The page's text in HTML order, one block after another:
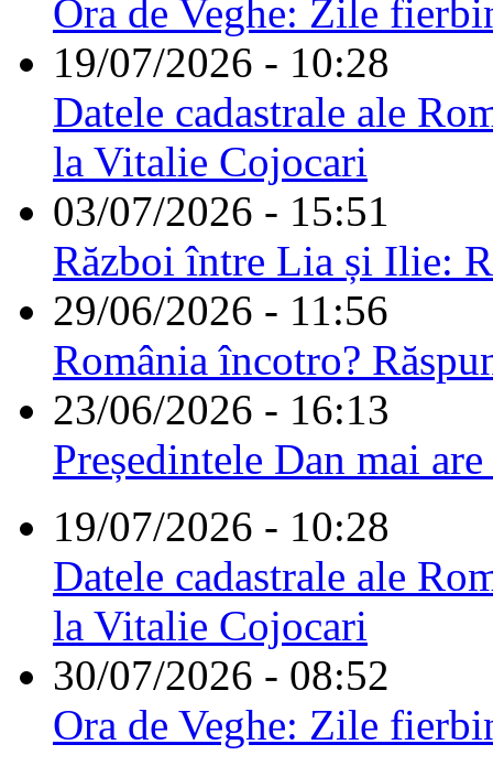
Ora de Veghe: Zile
19/07/2026 - 10:28
Datele cadastrale ale
la Vitalie Cojocari
03/07/2026 - 15:51
Război între Lia și Ilie:
29/06/2026 - 11:56
România încotro?
23/06/2026 - 16:13
Președintele Dan mai
19/07/2026 - 10:28
Datele cadastrale ale
la Vitalie Cojocari
30/07/2026 - 08:52
Ora de Veghe: Zile